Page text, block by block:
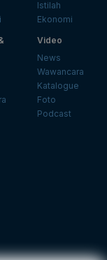
Istilah
Ekonomi
Video
News
Wawancara
Katalogue
Foto
Podcast